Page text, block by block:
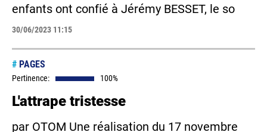
enfants ont confié à Jérémy BESSET, le so
30/06/2023 11:15
# PAGES
Pertinence: 100%
L'attrape tristesse
par OTOM Une réalisation du 17 novembre